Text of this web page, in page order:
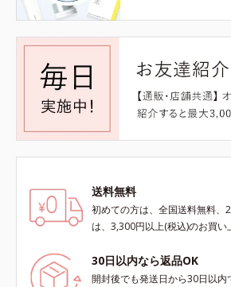
送料無料
初めての方は、全国送料無料、
は、3,300円以上(税込)のお買い
30日以内なら返品OK
開封後でも発送日から30日以内